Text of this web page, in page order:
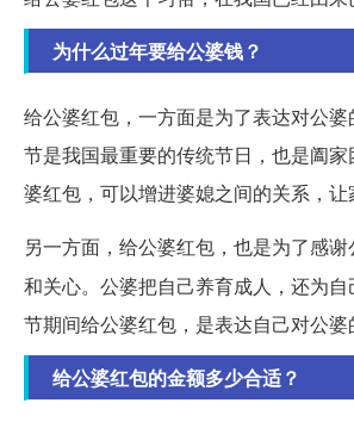
为什么过年要给公婆钱？
给公婆红包，一方面是为了表达对公
节是我国最重要的传统节日，也是阖
婆红包，可以增进婆媳之间的关系，让
另一方面，给公婆红包，也是为了感
和关心。公婆把自己养育成人，还为
节期间给公婆红包，是表达自己对公婆
给公婆红包的金额多少合适？